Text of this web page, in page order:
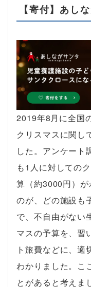
【寄付】あし
2019年8月に全国
クリスマスに関し
した。アンケート
も1人に対しての
算（約3000円）
のが、どの施設も
で、不自由がない
マスの予算を、習
ト旅費などに、
わかりました。こ
とがあると考えま